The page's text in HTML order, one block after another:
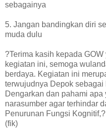
sebagainya
5. Jangan bandingkan diri
muda dulu
?Terima kasih kepada
kegiatan ini, semoga
berdaya. Kegiatan ini
terwujudnya Depok sebagai
Dengarkan dan pahami
narasumber agar terhindar
Penurunan Fungsi
(fik)